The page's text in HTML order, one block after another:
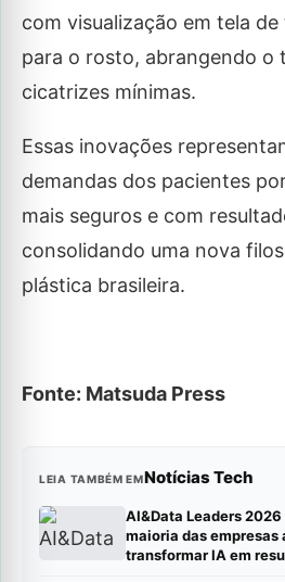
com visualização em tela
para o rosto, abrangendo o
cicatrizes mínimas.
Essas inovações
demandas dos pacientes
mais seguros e com
consolidando uma nova
plástica brasileira.
Fonte: Matsuda Press
LEIA TAMBÉM EMNotícias Tech
AI&Data Leaders
maioria das empresas
transformar IA em